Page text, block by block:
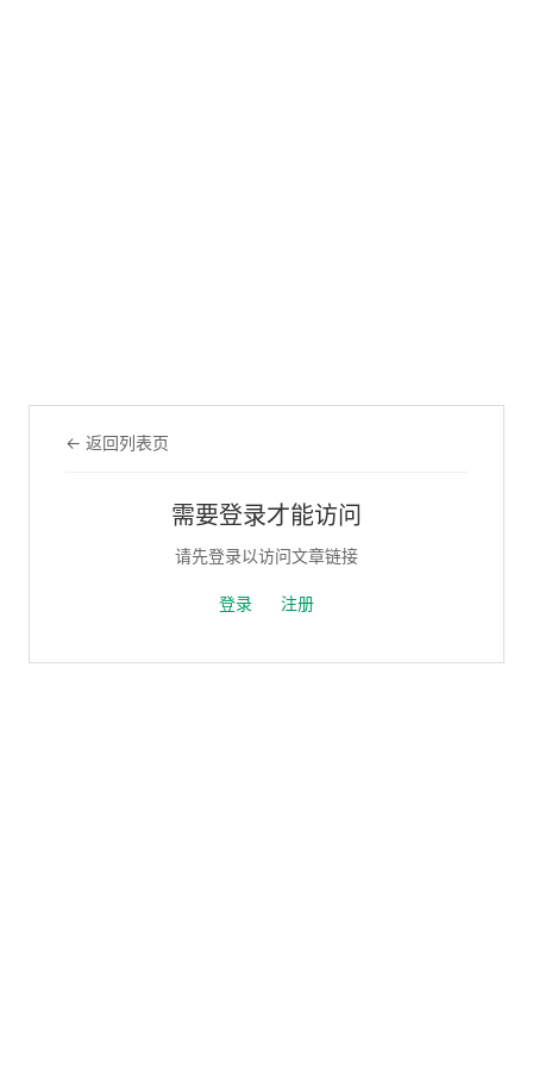
← 返回列表页
需要登录才能访问
请先登录以访问文章链接
登录 注册